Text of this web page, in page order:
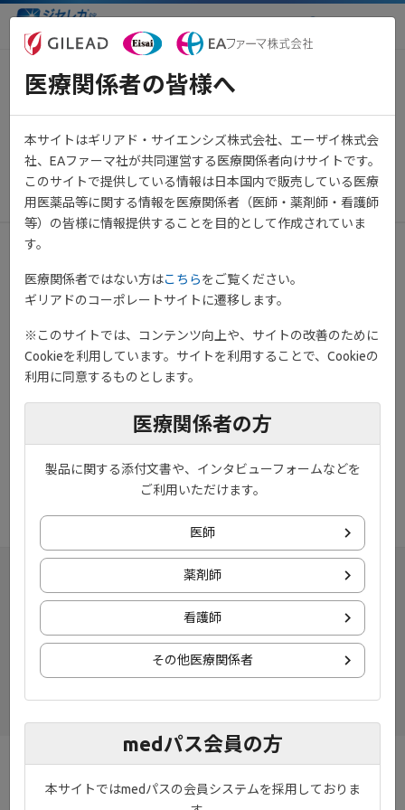
医療関係者向け情報サイト
【重要】システムメンテナンス
のお知らせ（2月2日 19:00～
20:00予定）
2026年1月29日 その他
下記日程にてメンテナンス作業を予定しております。
メンテナンス日時：
2026年2月2日(月) 19:00 ～ 20:00 予定
みなさまにはご不便おかけいたしますが、何卒ご理解いただきま
※作業進捗により、前後する場合がございます。ご了承ください
医療関係者の皆様へ
本サイトはギリアド・サイエンシズ株式会社、エーザイ株式会
社、EAファーマ社が共同運営する医療関係者向けサイトです。
このサイトで提供している情報は日本国内で販売している医療
用医薬品等に関する情報を医療関係者（医師・薬剤師・看護師
等）の皆様に情報提供することを目的として作成されていま
す。
医療関係者ではない方はこちらをご覧ください。
ギリアドのコーポレートサイトに遷移します。
※このサイトでは、コンテンツ向上や、サイトの改善のために
Cookieを利用しています。サイトを利用することで、Cookieの
利用に同意するものとします。
医療関係者の方
製品に関する添付文書や、インタビューフォームなどを
ご利用いただけます。
医師
薬剤師
看護師
その他医療関係者
medパス会員の方
本サイトではmedパスの会員システムを採用しておりま